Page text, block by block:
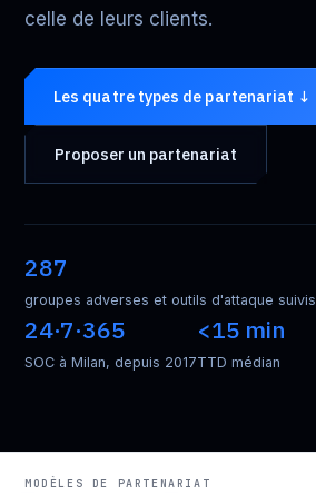
celle de leurs clients.
Les quatre types de partenariat ↓
Proposer un partenariat
287
groupes adverses et outils d'attaque suivis
24·7·365
SOC à Milan, depuis 2017
<15 min
TTD médian
MODÈLES DE PARTENARIAT